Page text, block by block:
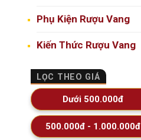
Phụ Kiện Rượu Vang
Kiến Thức Rượu Vang
LỌC THEO GIÁ
Dưới 500.000đ
500.000đ - 1.000.000đ